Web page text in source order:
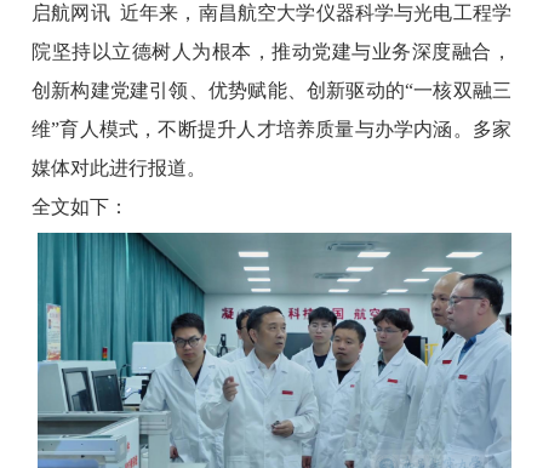
启航网讯 近年来，南昌航空大学仪器科学与光电工程学
院坚持以立德树人为根本，推动党建与业务深度融合，
创新构建党建引领、优势赋能、创新驱动的“一核双融三
维”育人模式，不断提升人才培养质量与办学内涵。多家
媒体对此进行报道。
全文如下：